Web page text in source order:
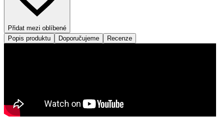
Přidat mezi oblíbené
Popis produktu
Doporučujeme Recenze